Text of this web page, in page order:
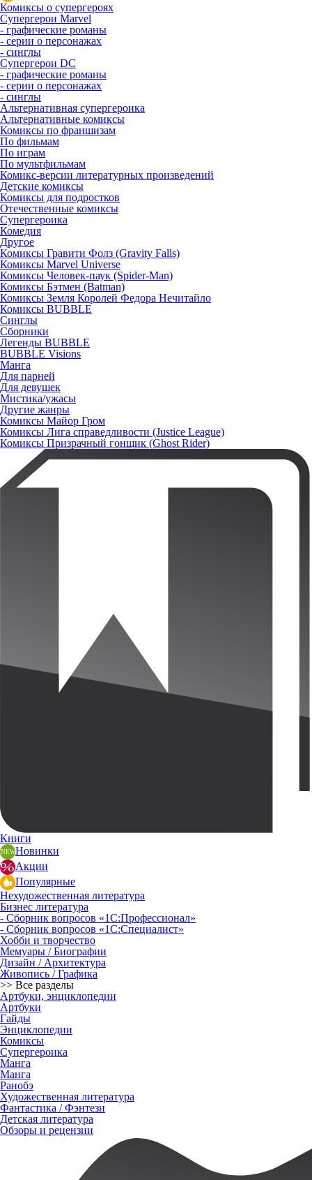
Комиксы о супергероях
Супергерои Marvel
- графические романы
- серии о персонажах
- синглы
Супергерои DC
- графические романы
- серии о персонажах
- синглы
Альтернативная супергероика
Альтернативные комиксы
Комиксы по франшизам
По фильмам
По играм
По мультфильмам
Комикс-версии литературных произведений
Детские комиксы
Комиксы для подростков
Отечественные комиксы
Супергероика
Комедия
Другое
Комиксы Гравити Фолз (Gravity Falls)
Комиксы Marvel Universe
Комиксы Человек-паук (Spider-Man)
Комиксы Бэтмен (Batman)
Комиксы Земля Королей Федора Нечитайло
Комиксы BUBBLE
Синглы
Сборники
Легенды BUBBLE
BUBBLE Visions
Манга
Для парней
Для девушек
Мистика/ужасы
Другие жанры
Комиксы Майор Гром
Комиксы Лига справедливости (Justice League)
Комиксы Призрачный гонщик (Ghost Rider)
Книги
Новинки
Акции
Популярные
Нехудожественная литература
Бизнес литература
- Сборник вопросов «1С:Профессионал»
- Сборник вопросов «1С:Специалист»
Хобби и творчество
Мемуары / Биографии
Дизайн / Архитектура
Живопись / Графика
>> Все разделы
Артбуки, энциклопедии
Артбуки
Гайды
Энциклопедии
Комиксы
Супергероика
Манга
Манга
Ранобэ
Художественная литература
Фантастика / Фэнтези
Детская литература
Обзоры и рецензии